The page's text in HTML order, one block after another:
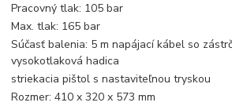
Pracovný tlak: 105 bar
Max. tlak: 165 bar
Súčasť balenia: 5 m napájací kábel so
vysokotlaková hadica
striekacia pištol s nastaviteľnou tryskou
Rozmer: 410 x 320 x 573 mm